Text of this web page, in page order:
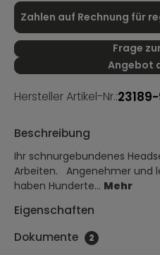
Zahlen auf Rechnung für
Frage
Angebot
Hersteller Artikel-Nr.:
Beschreibung
Ihr schnurgebundenes
Arbeiten. Angenehmer und
haben Hunderte… Mehr
Eigenschaften
Dokumente
2